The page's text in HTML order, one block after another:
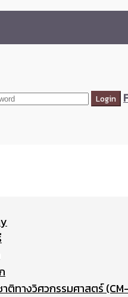
ติทางวิศวกรรมศาสตร์